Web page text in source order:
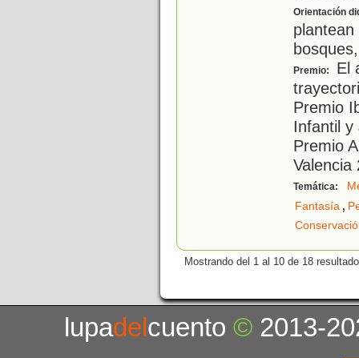
Orientación
Premio:
El
Premio
Infantil y
Premio
Valencia
Temática:
Fantasía ,
Mostrando del 1 al 10 de 18
lupadelcuento© 2013-